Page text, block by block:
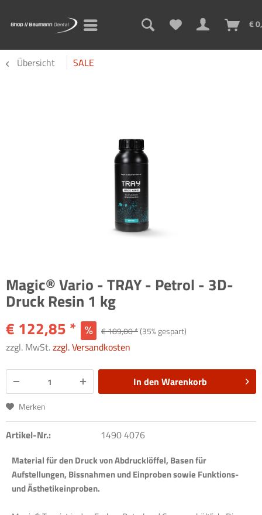
€
Übersicht SALE
Magic® Vario - TRAY - Petrol - 3D-
Druck Resin 1 kg
€ 122,85 *
€ 189,00 *(35% gespart)
zzgl. MwSt.zzgl. Versandkosten
In den Warenkorb
Merken
Artikel-Nr.: 1490 4076
Material für den Druck von Abdrucklöffel, Basen für
Aufstellungen, Bissnahmen und Einproben sowie Funktions-
und Ästhetikeinproben.